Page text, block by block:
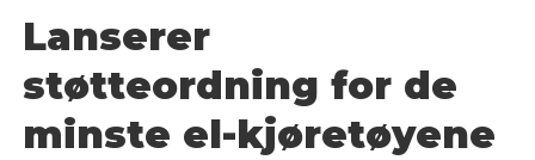
Lanserer
støtteordning for de
minste el-kjøretøyene